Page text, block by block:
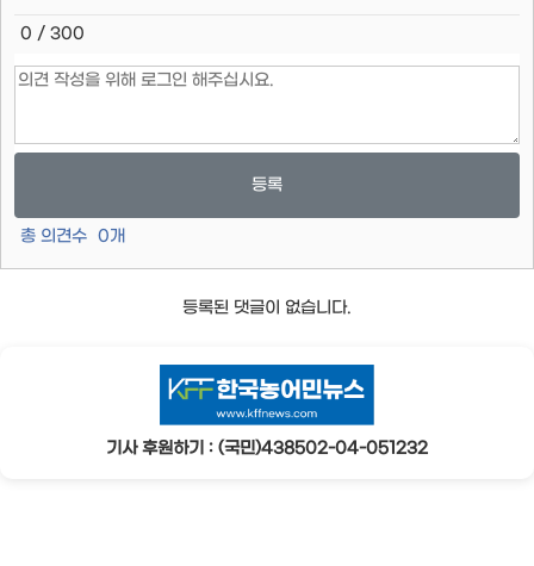
0 / 300
등록
총 의견수 0개
등록된 댓글이 없습니다.
기사 후원하기 : (국민)438502-04-051232